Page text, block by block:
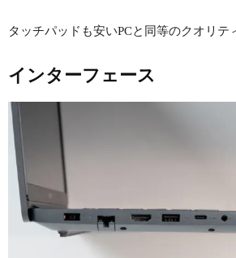
タッチパッドも安いPCと同等のクオリテ
インターフェース